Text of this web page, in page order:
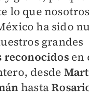
lo que
ha sido
grandes
reconocidosen
desde
hasta